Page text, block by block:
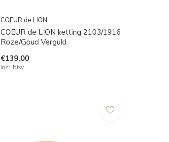
COEUR de LION
COEUR de LION ketting 2103/1916
Roze/Goud Verguld
€139,00
Incl. btw